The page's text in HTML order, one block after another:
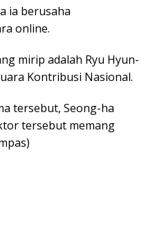
ia berusaha
online.
mirip adalah Ryu Hyun-
Kontribusi Nasional.
tersebut, Seong-ha
tersebut memang